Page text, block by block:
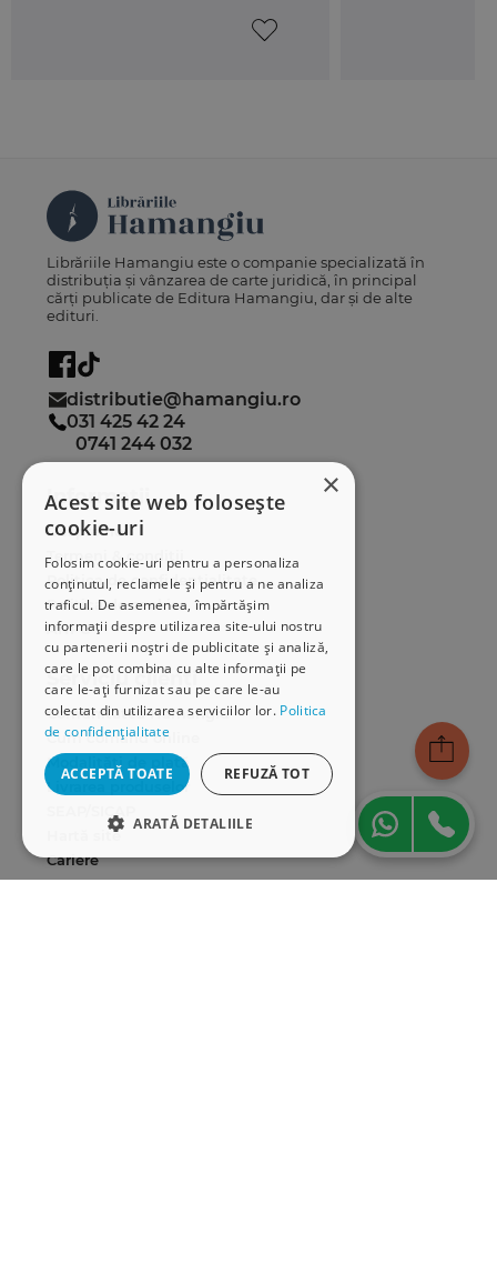
×
Acest site web folosește
cookie-uri
Folosim cookie-uri pentru a personaliza
conținutul, reclamele și pentru a ne analiza
traficul. De asemenea, împărtășim
informații despre utilizarea site-ului nostru
cu partenerii noștri de publicitate și analiză,
care le pot combina cu alte informații pe
care le-ați furnizat sau pe care le-au
colectat din utilizarea serviciilor lor. Politica
de confidențialitate
ACCEPTĂ TOATE REFUZĂ TOT
ARATĂ DETALIILE
STRICT NECESARE
Librăriile Hamangiu este o companie specializată în
distribuția și vânzarea de carte juridică, în principal
cărți publicate de Editura Hamangiu, dar și de alte
edituri.
distributie@hamangiu.ro
031 425 42 24
0741 244 032
Informații
Despre noi
Termeni & condiții
Politica de confidențialitate
Politica de cookies
ANPC
Serviciu clienți
Comunitatea Hamangiu
Cum comand online
Modalități de plată
Livrarea produselor
Hartă site
Cariere